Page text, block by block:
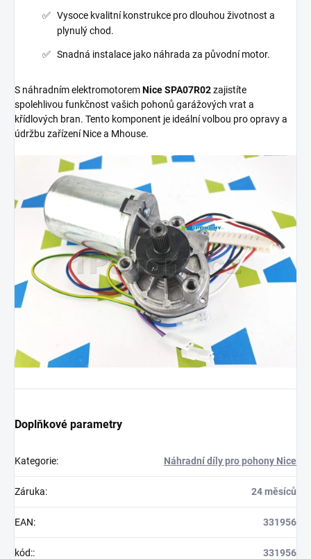
Vysoce kvalitní konstrukce pro dlouhou životnost a
plynulý chod.
Snadná instalace jako náhrada za původní motor.
S náhradním elektromotoremNice SPA07R02zajistíte
spolehlivou funkčnost vašich pohonů garážových vrat a
křídlových bran. Tento komponent je ideální volbou pro opravy a
údržbu zařízení Nice a Mhouse.
Doplňkové parametry
Kategorie: Náhradní díly pro pohony Nice
Záruka: 24 měsíců
EAN: 331956
kód:: 331956